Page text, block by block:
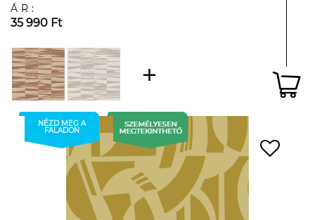
ÁR:
35 990 Ft
NÉZD MEG A
FALADON